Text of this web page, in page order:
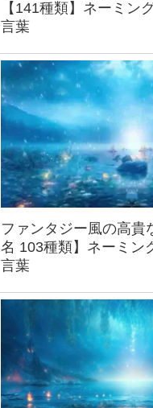
【141種類】ネーミン
言葉
ファンタジー風の高貴
名 103種類】ネーミン
言葉